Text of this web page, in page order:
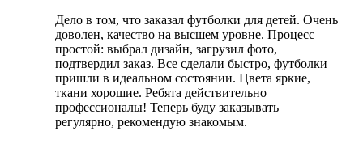
Дело в том, что заказал футболки для детей. Очень
доволен, качество на высшем уровне. Процесс
простой: выбрал дизайн, загрузил фото,
подтвердил заказ. Все сделали быстро, футболки
пришли в идеальном состоянии. Цвета яркие,
ткани хорошие. Ребята действительно
профессионалы! Теперь буду заказывать
регулярно, рекомендую знакомым.